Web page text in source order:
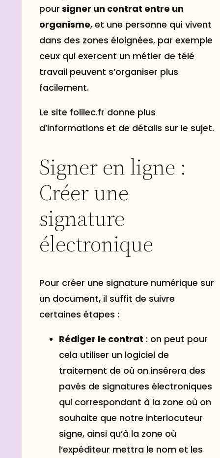
pour signer un contrat entre un
organisme, et une personne qui vivent
dans des zones éloignées, par exemple
ceux qui exercent un métier de télé
travail peuvent s’organiser plus
facilement.
Le site folilec.fr donne plus
d’informations et de détails sur le sujet.
Signer en ligne :
Créer une
signature
électronique
Pour créer une signature numérique sur
un document, il suffit de suivre
certaines étapes :
Rédiger le contrat : on peut pour
cela utiliser un logiciel de
traitement de où on insérera des
pavés de signatures électroniques
qui correspondant à la zone où on
souhaite que notre interlocuteur
signe, ainsi qu’à la zone où
l’expéditeur mettra le nom et les